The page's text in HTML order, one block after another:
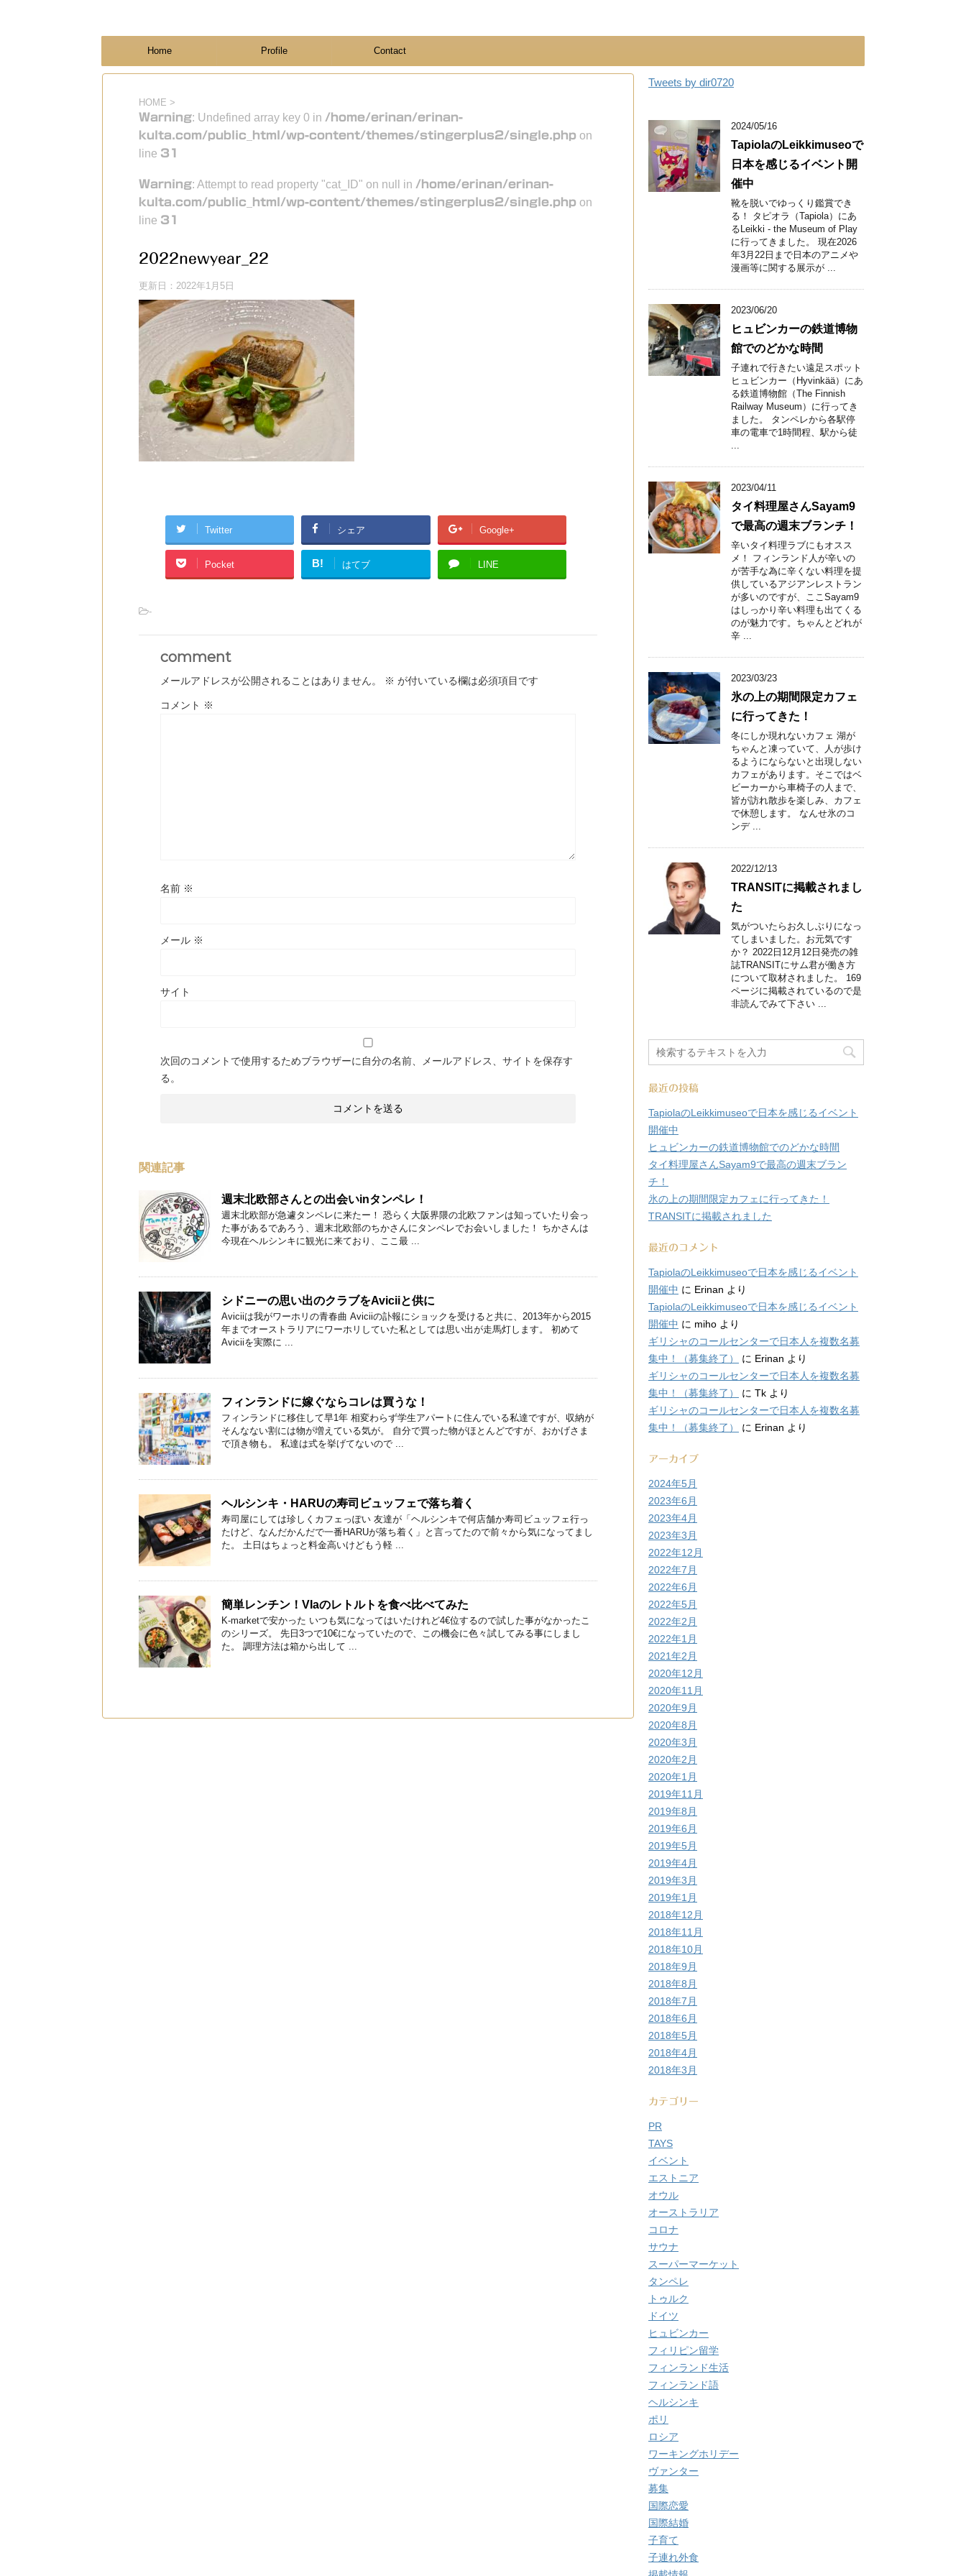
Home Profile Contact
HOME >
Warning: Undefined array key 0 in /home/erinan/erinan-
kulta.com/public_html/wp-content/themes/stingerplus2/single.php on
line 31
Warning: Attempt to read property "cat_ID" on null in /home/erinan/erinan-
kulta.com/public_html/wp-content/themes/stingerplus2/single.php on
line 31
2022newyear_22
更新日： 2022年1月5日
Twitter シェア Google+
Pocket B! はてブ LINE
-
comment
メールアドレスが公開されることはありません。 ※ が付いている欄は必須項目です
コメント ※
名前 ※
メール ※
サイト
次回のコメントで使用するためブラウザーに自分の名前、メールアドレス、サイトを保存す
る。
関連記事
週末北欧部さんとの出会いinタンペレ！
週末北欧部が急遽タンペレに来たー！ 恐らく大阪界隈の北欧ファンは知っていたり会っ
た事があるであろう、週末北欧部のちかさんにタンペレでお会いしました！ ちかさんは
今現在ヘルシンキに観光に来ており、ここ最 ...
シドニーの思い出のクラブをAviciiと供に
Aviciiは我がワーホリの青春曲 Aviciiの訃報にショックを受けると共に、2013年から2015
年までオーストラリアにワーホリしていた私としては思い出が走馬灯します。 初めて
Aviciiを実際に ...
フィンランドに嫁ぐならコレは買うな！
フィンランドに移住して早1年 相変わらず学生アパートに住んでいる私達ですが、収納が
そんなない割には物が増えている気が。 自分で買った物がほとんどですが、おかげさま
で頂き物も。 私達は式を挙げてないので ...
ヘルシンキ・HARUの寿司ビュッフェで落ち着く
寿司屋にしては珍しくカフェっぽい 友達が「ヘルシンキで何店舗か寿司ビュッフェ行っ
たけど、なんだかんだで一番HARUが落ち着く」と言ってたので前々から気になってまし
た。 土日はちょっと料金高いけどもう軽 ...
簡単レンチン！VIaのレトルトを食べ比べてみた
K-marketで安かった いつも気になってはいたけれど4€位するので試した事がなかったこ
のシリーズ。 先日3つで10€になっていたので、この機会に色々試してみる事にしまし
た。 調理方法は箱から出して ...
Tweets by dir0720
2024/05/16
TapiolaのLeikkimuseoで
日本を感じるイベント開
催中
靴を脱いでゆっくり鑑賞でき
る！ タピオラ（Tapiola）にあ
るLeikki - the Museum of Play
に行ってきました。 現在2026
年3月22日まで日本のアニメや
漫画等に関する展示が ...
2023/06/20
ヒュビンカーの鉄道博物
館でのどかな時間
子連れで行きたい遠足スポット
ヒュビンカー（Hyvinkää）にあ
る鉄道博物館（The Finnish
Railway Museum）に行ってき
ました。 タンペレから各駅停
車の電車で1時間程、駅から徒
...
2023/04/11
タイ料理屋さんSayam9
で最高の週末ブランチ！
辛いタイ料理ラブにもオスス
メ！ フィンランド人が辛いの
が苦手な為に辛くない料理を提
供しているアジアンレストラン
が多いのですが、ここSayam9
はしっかり辛い料理も出てくる
のが魅力です。ちゃんとどれが
辛 ...
2023/03/23
氷の上の期間限定カフェ
に行ってきた！
冬にしか現れないカフェ 湖が
ちゃんと凍っていて、人が歩け
るようにならないと出現しない
カフェがあります。そこではベ
ビーカーから車椅子の人まで、
皆が訪れ散歩を楽しみ、カフェ
で休憩します。 なんせ氷のコ
ンデ ...
2022/12/13
TRANSITに掲載されまし
た
気がついたらお久しぶりになっ
てしまいました。お元気です
か？ 2022日12月12日発売の雑
誌TRANSITにサム君が働き方
について取材されました。 169
ページに掲載されているので是
非読んでみて下さい ...
最近の投稿
TapiolaのLeikkimuseoで日本を感じるイベント
開催中
ヒュビンカーの鉄道博物館でのどかな時間
タイ料理屋さんSayam9で最高の週末ブラン
チ！
氷の上の期間限定カフェに行ってきた！
TRANSITに掲載されました
最近のコメント
TapiolaのLeikkimuseoで日本を感じるイベント
開催中 に Erinan より
TapiolaのLeikkimuseoで日本を感じるイベント
開催中 に miho より
ギリシャのコールセンターで日本人を複数名募
集中！（募集終了）
に Erinan より
ギリシャのコールセンターで日本人を複数名募
集中！（募集終了）
に Tk より
ギリシャのコールセンターで日本人を複数名募
集中！（募集終了）
に Erinan より
アーカイブ
2024年5月
2023年6月
2023年4月
2023年3月
2022年12月
2022年7月
2022年6月
2022年5月
2022年2月
2022年1月
2021年2月
2020年12月
2020年11月
2020年9月
2020年8月
2020年3月
2020年2月
2020年1月
2019年11月
2019年8月
2019年6月
2019年5月
2019年4月
2019年3月
2019年1月
2018年12月
2018年11月
2018年10月
2018年9月
2018年8月
2018年7月
2018年6月
2018年5月
2018年4月
2018年3月
カテゴリー
PR
TAYS
イベント
エストニア
オウル
オーストラリア
コロナ
サウナ
スーパーマーケット
タンペレ
トゥルク
ドイツ
ヒュビンカー
フィリピン留学
フィンランド生活
フィンランド語
ヘルシンキ
ポリ
ロシア
ワーキングホリデー
ヴァンター
募集
国際恋愛
国際結婚
子育て
子連れ外食